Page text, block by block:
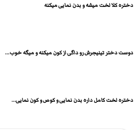
دختره کلا لخت میشه و بدن نمایی میکنه
دوست دختر تینیجرش رو داگی از کون میکنه و میگه خوب...
دختره لخت کامل داره بدن نمایی و کوص و کون نمایی...